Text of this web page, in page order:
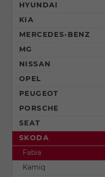
HYUNDAI
KIA
MERCEDES-BENZ
MG
NISSAN
OPEL
PEUGEOT
PORSCHE
SEAT
SKODA
Fabia
Kamiq